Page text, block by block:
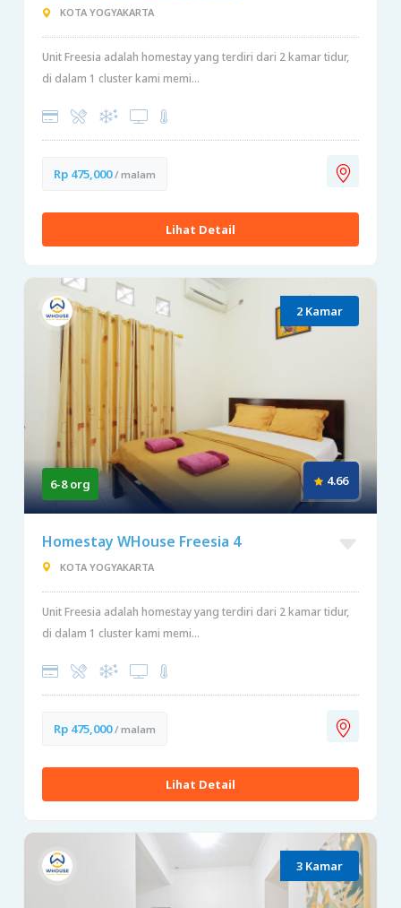
KOTA YOGYAKARTA
Unit Freesia adalah homestay yang terdiri dari 2 kamar tidur,
di dalam 1 cluster kami memi...
Rp 475,000/ malam
Lihat Detail
2 Kamar
6-8 org 4.66
Homestay WHouse Freesia 4
KOTA YOGYAKARTA
Unit Freesia adalah homestay yang terdiri dari 2 kamar tidur,
di dalam 1 cluster kami memi...
Rp 475,000/ malam
Lihat Detail
3 Kamar